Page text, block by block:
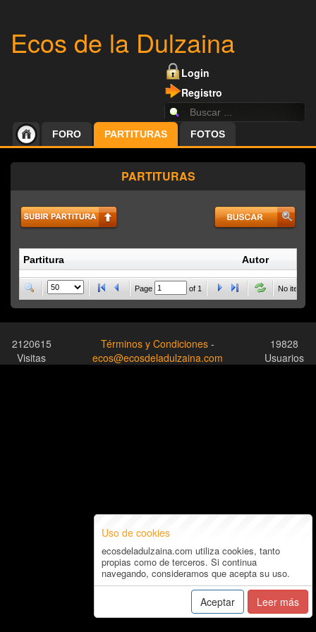
Ecos de la Dulzaina
Login
Registro
FORO PARTITURAS FOTOS
PARTITURAS
Partitura Autor
Page of 1 No items
2120615
Visitas
Términos y Condiciones -
ecos@ecosdeladulzaina.com
19828
Usuarios
Uso de cookies
ecosdeladulzaina.com utiliza cookies, tanto
propias como de terceros. Si continua
navegando, consideramos que acepta su uso.
Aceptar Leer más